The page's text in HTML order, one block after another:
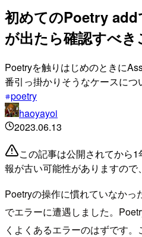
初めてのPoetry
が出たら確認すべき
Poetryを触りはじめのときに
番引っ掛かりそうなケースにつ
poetry
haoyayoi
2023.06.13
この記事は公開されてから
報が古い可能性がありますので
Poetryの操作に慣れていなか
でエラーに遭遇しました。
くよくあるエラーのはずです